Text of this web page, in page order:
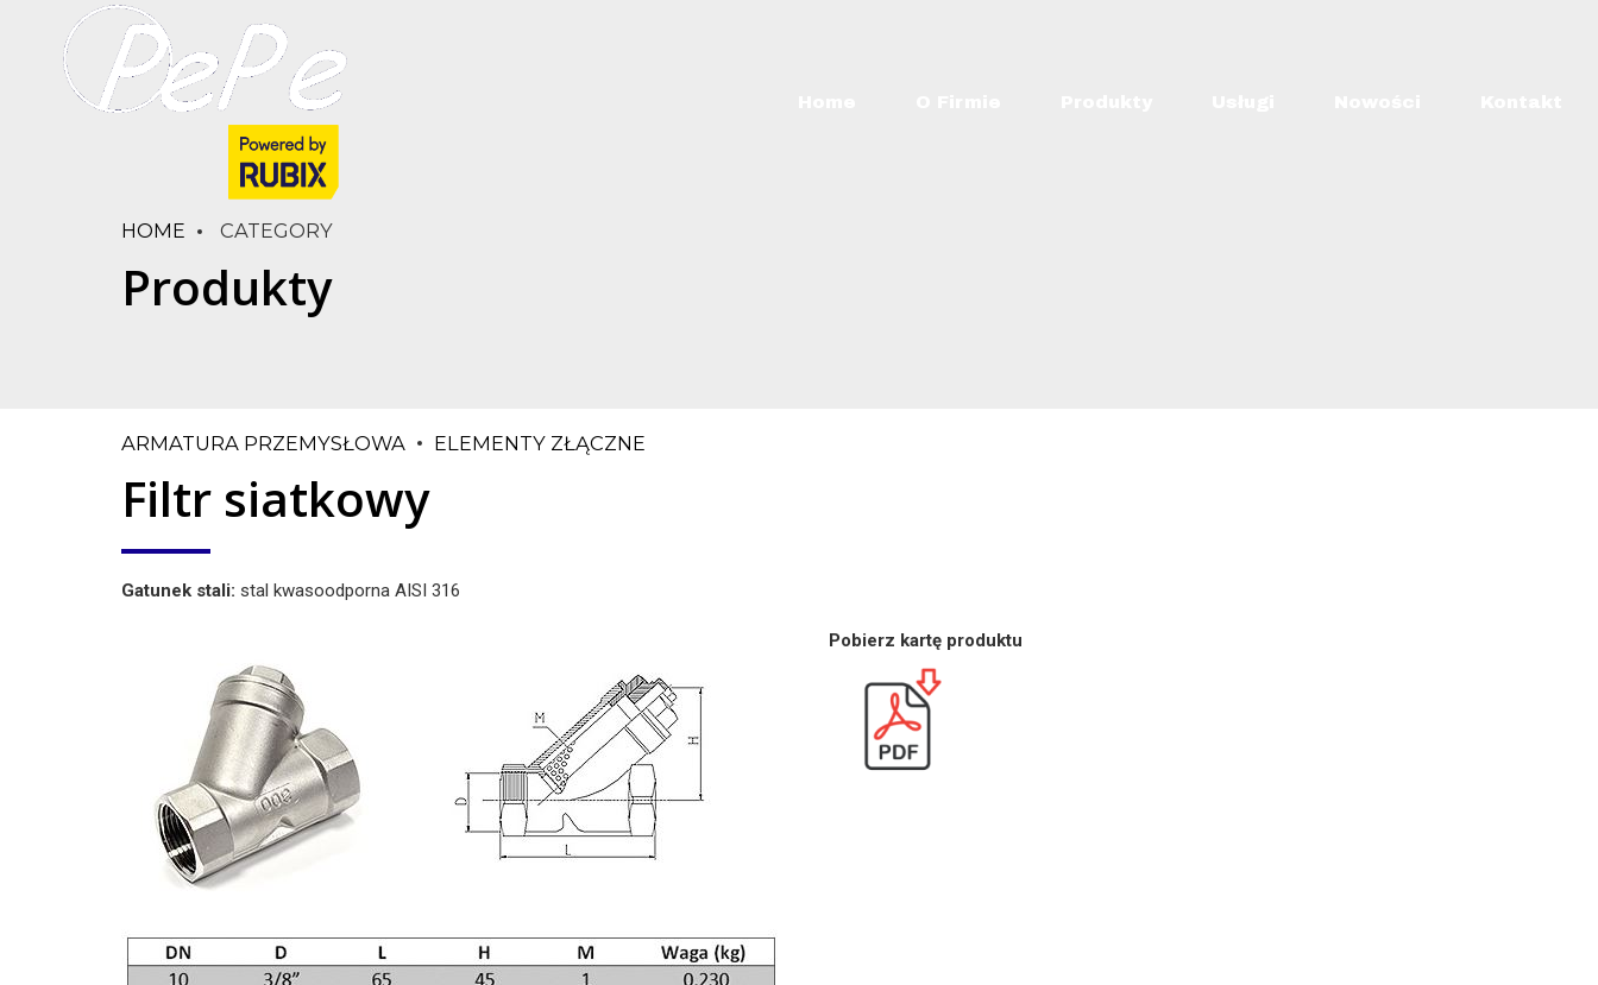
HOME CATEGORY
Produkty
ARMATURA PRZEMYSŁOWA ELEMENTY ZŁĄCZNE
Filtr siatkowy
Gatunek stali: stal kwasoodporna AISI 316
Pobierz kartę produktu